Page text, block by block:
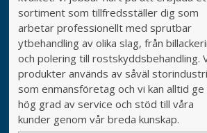
sortiment som tillfredsställer dig som
arbetar professionellt med sprutbar
ytbehandling av olika slag, från
och polering till rostskyddsbehandling.
produkter används av såväl storindustri
som enmansföretag och vi kan alltid ge
hög grad av service och stöd till våra
kunder genom vår breda kunskap.